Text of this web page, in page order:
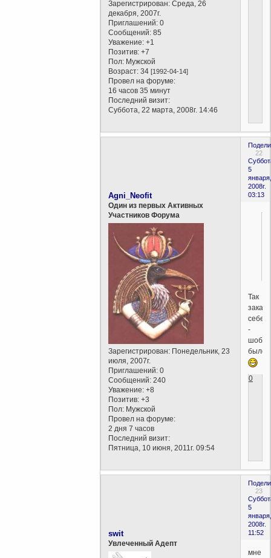
Зарегистрирован: Среда, 26
декабря, 2007г.
Приглашений: 0
Сообщений: 85
Уважение: +1
Позитив: +7
Пол: Мужской
Возраст: 34[1992-04-14]
Провел на форуме:
16 часов 35 минут
Последний визит:
Суббота, 22 марта, 2008г. 14:46
22
5
января,
2008г.
03:13
Agni_Neofit
Один из первых Активных
Участников Форума
Зарегистрирован: Понедельник, 23
июля, 2007г.
Приглашений: 0
Сообщений: 240
Уважение: +8
Позитив: +3
Пол: Мужской
Провел на форуме:
2 дня 7 часов
Последний визит:
Пятница, 10 июня, 2011г. 09:54
Так
себе,
-
шоб
было
0
23
5
января,
2008г.
11:52
swit
Увлеченный Адепт
мне